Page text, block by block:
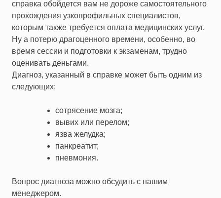
справка обойдется вам не дороже самостоятельного
прохождения узкопрофильных специалистов,
которым также требуется оплата медицинских услуг.
Ну а потерю драгоценного времени, особенно, во
время сессии и подготовки к экзаменам, трудно
оценивать деньгами.
Диагноз, указанный в справке может быть одним из
следующих:
сотрясение мозга;
вывих или перелом;
язва желудка;
панкреатит;
пневмония.
Вопрос диагноза можно обсудить с нашим
менеджером.